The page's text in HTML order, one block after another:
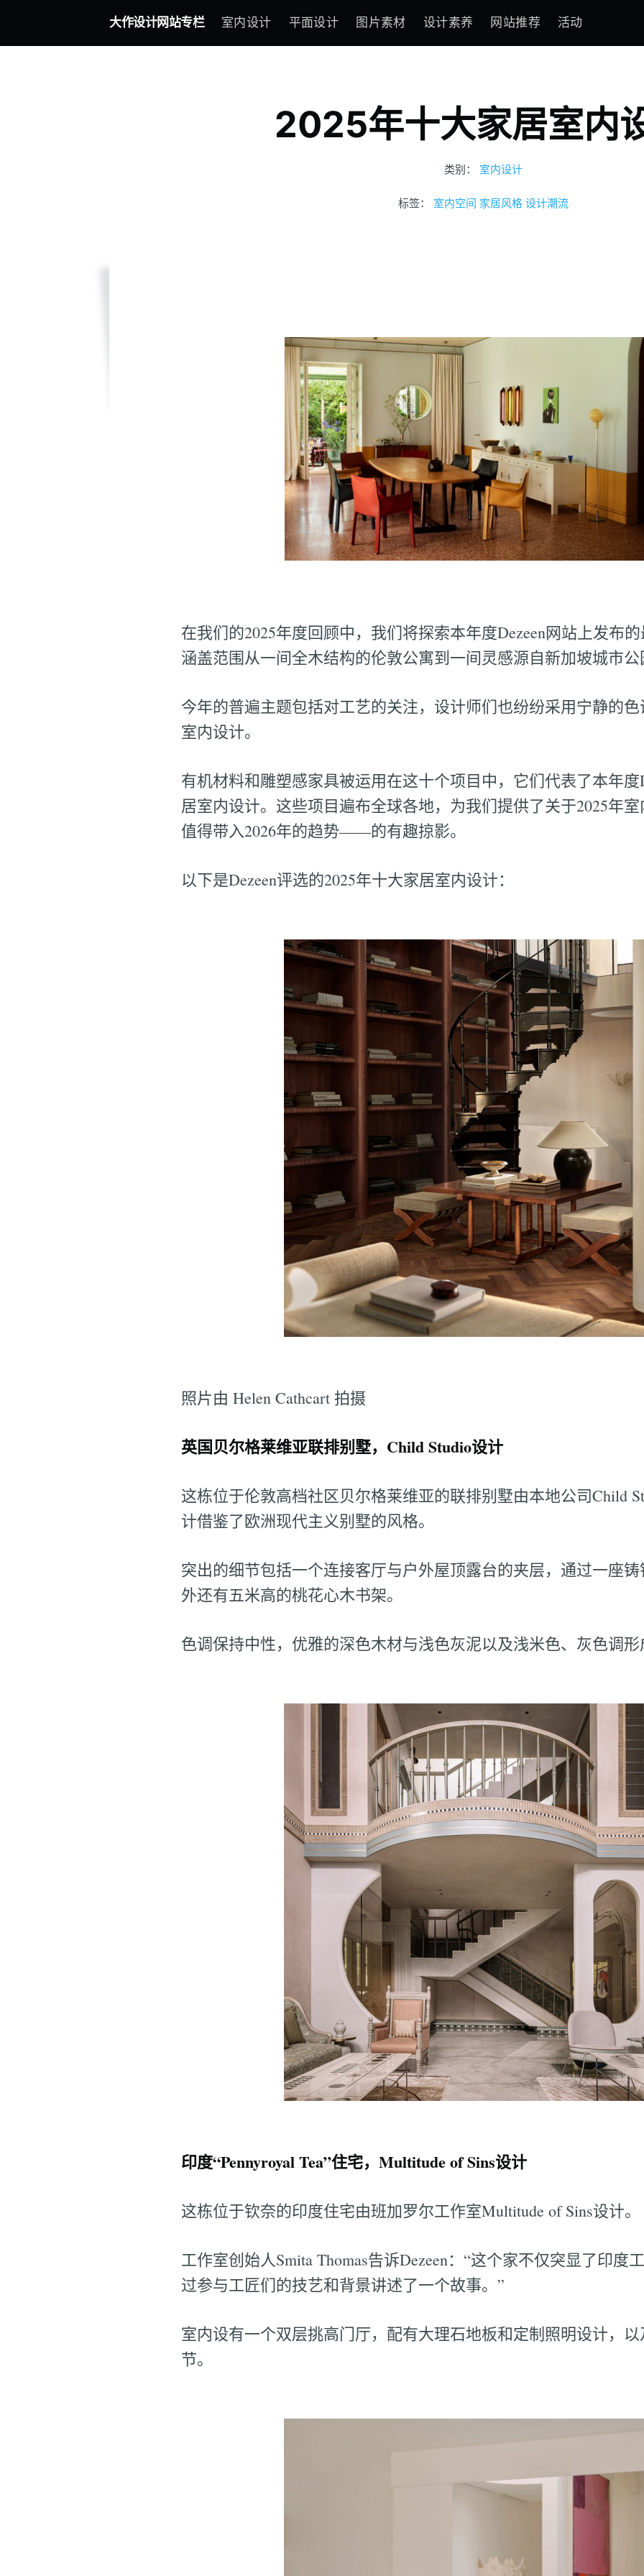
大作设计网站专栏 室内设计 平面设计 图片素材 设计素养 网站推荐 活动
2025年十大家居室内
类别： 室内设计
标签： 室内空间 家居风格 设计潮流
在我们的2025年度回顾中，我们将探索本年度Dezeen网站上发布
涵盖范围从一间全木结构的伦敦公寓到一间灵感源自新加坡城市
今年的普遍主题包括对工艺的关注，设计师们也纷纷采用宁静的
室内设计。
有机材料和雕塑感家具被运用在这十个项目中，它们代表了本年度
居室内设计。这些项目遍布全球各地，为我们提供了关于2025年
值得带入2026年的趋势——的有趣掠影。
以下是Dezeen评选的2025年十大家居室内设计：
照片由 Helen Cathcart 拍摄
英国贝尔格莱维亚联排别墅，Child Studio设计
这栋位于伦敦高档社区贝尔格莱维亚的联排别墅由本地公司Child
计借鉴了欧洲现代主义别墅的风格。
突出的细节包括一个连接客厅与户外屋顶露台的夹层，通过一座
外还有五米高的桃花心木书架。
色调保持中性，优雅的深色木材与浅色灰泥以及浅米色、灰色调
印度“Pennyroyal Tea”住宅，Multitude of Sins设计
这栋位于钦奈的印度住宅由班加罗尔工作室Multitude of Sins设计。
工作室创始人Smita Thomas告诉Dezeen：“这个家不仅突显了印度
过参与工匠们的技艺和背景讲述了一个故事。”
室内设有一个双层挑高门厅，配有大理石地板和定制照明设计，
节。